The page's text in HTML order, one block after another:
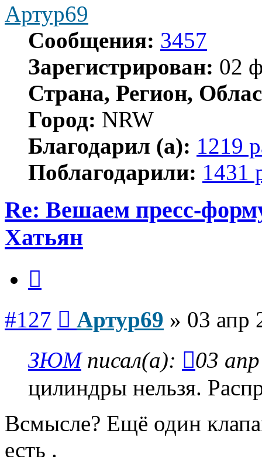
Артур69
Сообщения: 3457
Зарегистрирован: 02
Страна, Регион,
Город: NRW
Благодарил (а): 1219
Поблагодарили: 1431
Re: Вешаем пресс-
Хатьян
#127 Артур69 » 03 апр
ЗЮМписал(а):
03
цилиндры нельзя.
Всмысле? Ещё один
есть .